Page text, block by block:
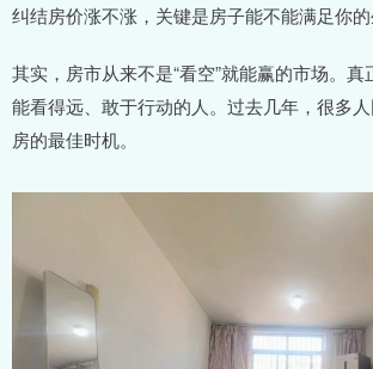
纠结房价涨不涨，关键是房子能不能满足你的
其实，房市从来不是“看空”就能赢的市场。
能看得远、敢于行动的人。过去几年，很多
房的最佳时机。